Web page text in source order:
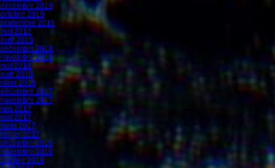
décembre 2019
octobre 2019
septembre 2019
mai 2019
avril 2019
décembre 2018
novembre 2018
mai 2018
avril 2018
mars 2018
décembre 2017
novembre 2017
juin 2017
mai 2017
mars 2017
février 2017
décembre 2016
novembre 2016
octobre 2016